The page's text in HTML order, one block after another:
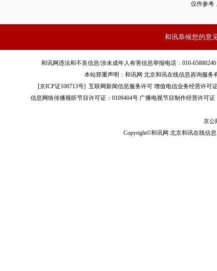
仅作参考
和讯恭候您的意
和讯网违法和不良信息/涉未成年人有害信息举报电话：010-
本站郑重声明：和讯网 北京和讯在线信息咨询服
[京ICP证100713号]互联网新闻信息服务许可 增值电信业务经营许可
信息网络传播视听节目许可证：0109404号 广播电视节目制作经营许可证
京公
Copyright©和讯网 北京和讯在线信